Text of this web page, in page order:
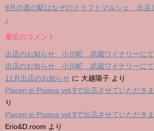
9月の道の駅はなぞのクラフトマルシェ 出店
♪
最近のコメント
出店のお知らせ 小川町 武蔵ワイナリーにて
出店のお知らせ 小川町 武蔵ワイナリーにて
11月出店のお知らせ に 大越陽子 より
Piaceri in Prunus vol.9で出店させていただきま
り
Piaceri in Prunus vol.9で出店させていただきま
Erio&D.room より